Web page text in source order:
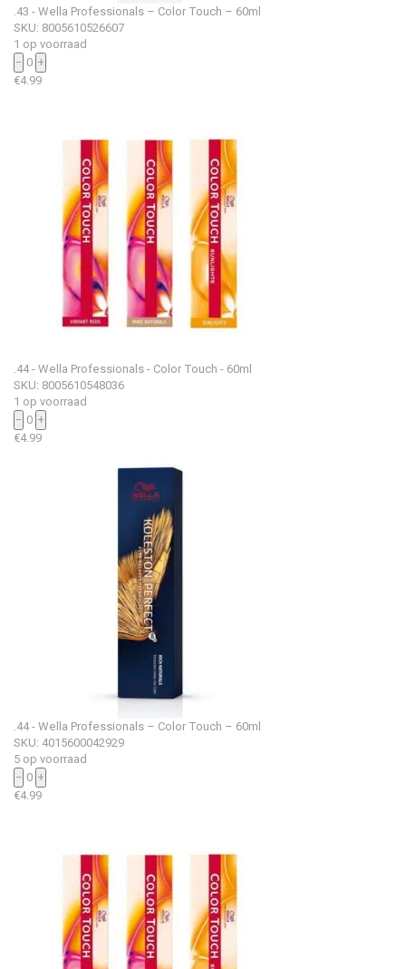
.43 - Wella Professionals – Color Touch – 60ml
SKU: 8005610526607
1 op voorraad
− 0 +
€4.99
.44 - Wella Professionals - Color Touch - 60ml
SKU: 8005610548036
1 op voorraad
− 0 +
€4.99
.44 - Wella Professionals – Color Touch – 60ml
SKU: 4015600042929
5 op voorraad
− 0 +
€4.99